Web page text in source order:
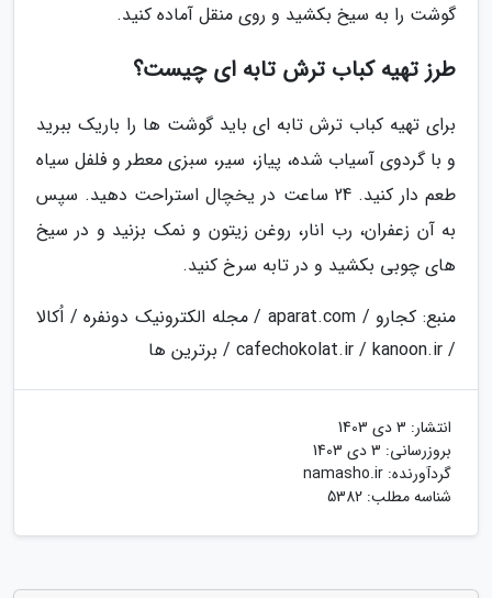
گوشت را به سیخ بکشید و روی منقل آماده کنید.
طرز تهیه کباب ترش تابه ای چیست؟
برای تهیه کباب ترش تابه ای باید گوشت ها را باریک ببرید
و با گردوی آسیاب شده، پیاز، سیر، سبزی معطر و فلفل سیاه
طعم دار کنید. 24 ساعت در یخچال استراحت دهید. سپس
به آن زعفران، رب انار، روغن زیتون و نمک بزنید و در سیخ
های چوبی بکشید و در تابه سرخ کنید.
منبع: کجارو / aparat.com / مجله الکترونیک دونفره / اُکالا
/ cafechokolat.ir / kanoon.ir / برترین ها
انتشار: 3 دی 1403
بروزرسانی: 3 دی 1403
گردآورنده: namasho.ir
شناسه مطلب: 5382